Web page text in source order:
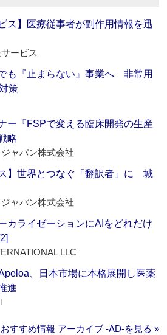
ス】医療従事者が副作用情報を迅
ービス
も『止まらない』事業へ 非常用
策
ー『FSPで変える臨床開発の生産
略
ャパン株式会社
】世界とつなぐ「翻訳者」に 城
ャパン株式会社
カライゼーションにAIをどれだけ
LLC
、日本市場に本格展開し医薬
進
おすすめ情報 アーカイブ ‐AD‐を見る »